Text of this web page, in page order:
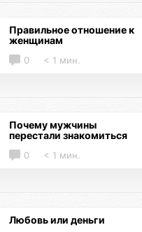
Правильное отношение к
женщинам
0 < 1 мин.
Почему мужчины
перестали знакомиться
0 < 1 мин.
Любовь или деньги